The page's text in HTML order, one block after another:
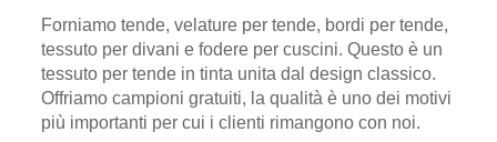
Forniamo tende, velature per tende, bordi per tende,
tessuto per divani e fodere per cuscini. Questo è un
tessuto per tende in tinta unita dal design classico.
Offriamo campioni gratuiti, la qualità è uno dei motivi
più importanti per cui i clienti rimangono con noi.